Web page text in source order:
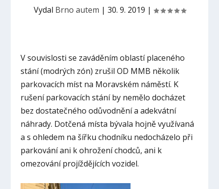
Vydal Brno autem | 30. 9. 2019 |
V souvislosti se zaváděním oblastí placeného
stání (modrých zón) zrušil OD MMB několik
parkovacích míst na Moravském náměstí. K
rušení parkovacích stání by nemělo docházet
bez dostatečného odůvodnění a adekvátní
náhrady. Dotčená místa bývala hojně využívaná
a s ohledem na šířku chodníku nedocházelo při
parkování ani k ohrožení chodců, ani k
omezování projíždějících vozidel.